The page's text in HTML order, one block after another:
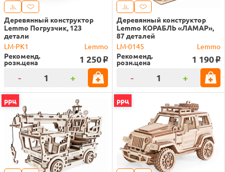
Деревянный конструктор
Lemmo Погрузчик, 123
детали
LM-PK1
Lemmo
Рекоменд.
розн.цена 1 250 o
- +
Деревянный конструктор
Lemmo КОРАБЛЬ «ЛАМАР»,
87 деталей
LM-0145
Lemmo
Рекоменд.
розн.цена 1 190 o
- +
ррц ррц